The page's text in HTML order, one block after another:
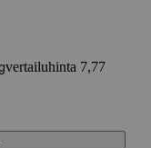
vertailuhinta 7,77